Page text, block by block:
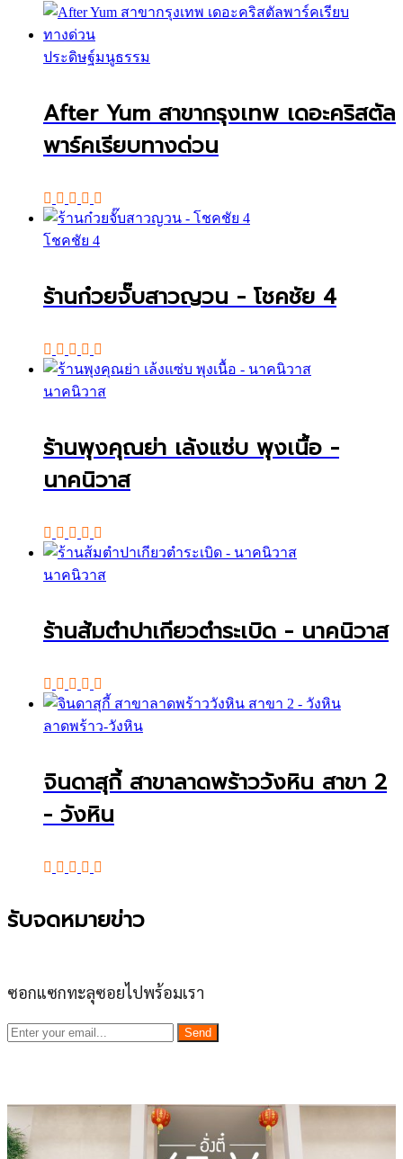
ประดิษฐ์มนูธรรม
After Yum สาขากรุงเทพ เดอะคริสตัล
พาร์คเรียบทางด่วน
โชคชัย 4
ร้านก๋วยจั๊บสาวญวน - โชคชัย 4
นาคนิวาส
ร้านพุงคุณย่า เล้งแซ่บ พุงเนื้อ -
นาคนิวาส
นาคนิวาส
ร้านส้มตำปาเกียวตำระเบิด - นาคนิวาส
ลาดพร้าว-วังหิน
จินดาสุกี้ สาขาลาดพร้าววังหิน สาขา 2
- วังหิน
รับจดหมายข่าว
ซอกแซกทะลุซอยไปพร้อมเรา
Send